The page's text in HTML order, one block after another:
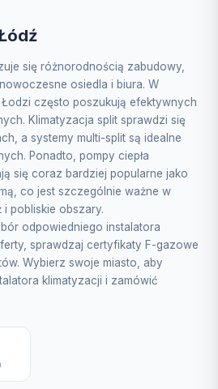
się różnorodnością zabudowy,
osiedla i biura. W
często poszukują efektywnych
Klimatyzacja split sprawdzi się
a systemy multi-split są idealne
Ponadto, pompy ciepła
się coraz bardziej popularne jako
co jest szczególnie ważne w
i pobliskie obszary.
odpowiedniego instalatora
sprawdzaj certyfikaty F-gazowe
Wybierz swoje miasto, aby
klimatyzacji i zamówić